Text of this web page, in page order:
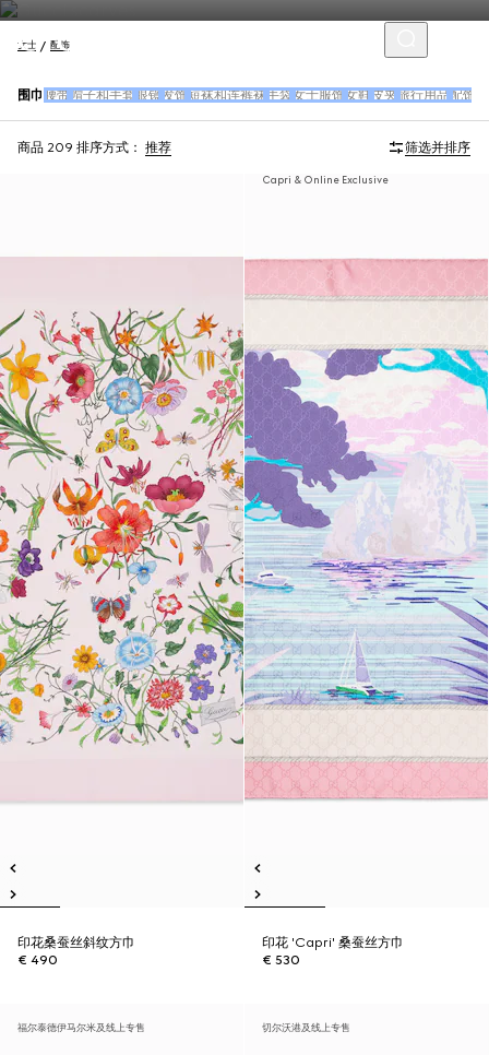
女士 配饰
围巾 腰带 帽子和手套 眼镜 发饰 短袜和连裤袜 手袋 女士服饰 女鞋 皮夹 旅行用品 配饰
商品 209 排序方式： 推荐 筛选并排序
印花桑蚕丝斜纹方巾
€ 490
Capri & Online Exclusive
印花 'Capri' 桑蚕丝方巾
€ 530
福尔泰德伊马尔米及线上专售 切尔沃港及线上专售